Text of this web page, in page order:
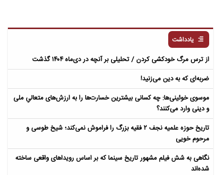
یادداشت
از ترس مرگ خودکشی کردن / تحلیلی بر آنچه در دی‌ماه ۱۴۰۴ گذشت
ضربه‌ای که به دین می‌زنید!
موسوی خوئینی‌ها: چه کسانی بیشترین خسارت‌ها را به ارزش‌های متعالیِ ملی
و دینی وارد می‌کنند؟
تاریخ حوزه علمیه نجف ۲ فقیه بزرگ را فراموش نمی‌کند؛ شیخ طوسی و
مرحوم خویی
نگاهی به شش فیلم مشهور تاریخ سینما که بر اساس رویداهای واقعی ساخته
شده‌اند